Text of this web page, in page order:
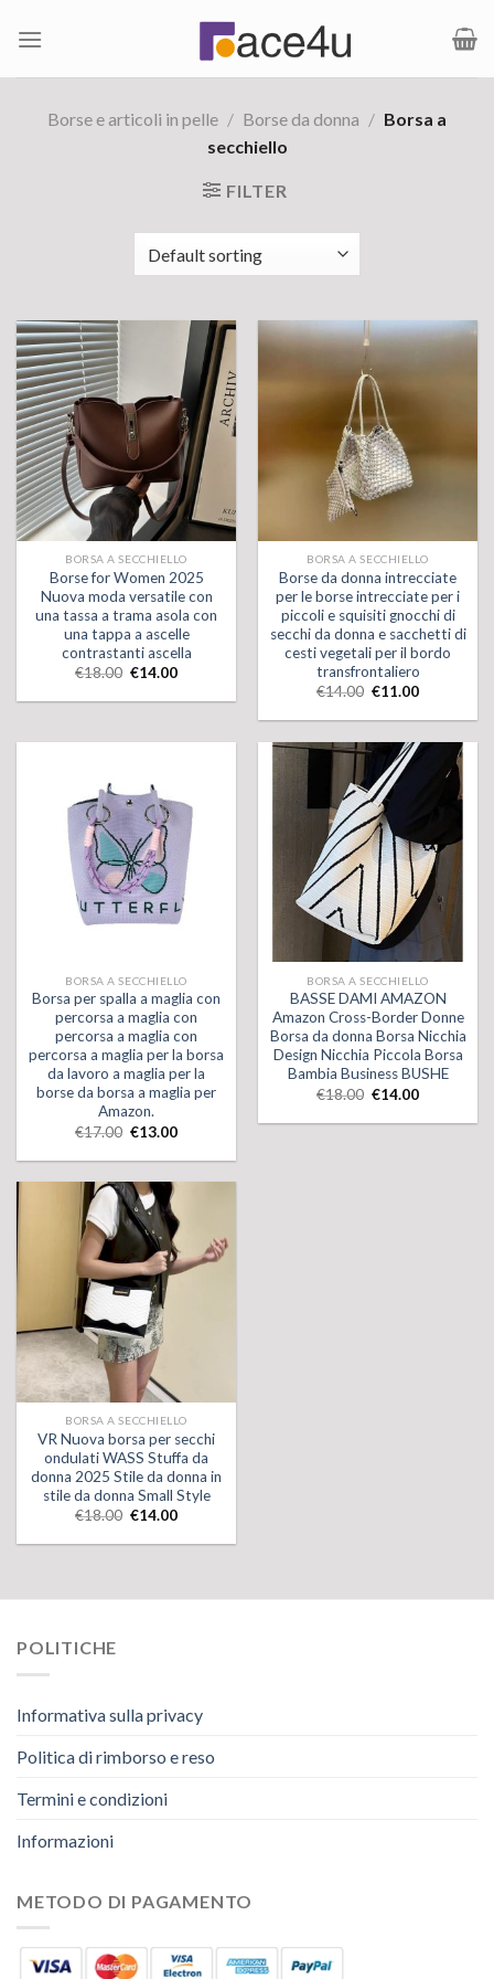
Borse e articoli in pelle / Borse da donna / Borsa a
secchiello
FILTER
BORSA A SECCHIELLO
Borse for Women 2025
Nuova moda versatile con
una tassa a trama asola con
una tappa a ascelle
contrastanti ascella
€18.00 €14.00
BORSA A SECCHIELLO
Borse da donna intrecciate
per le borse intrecciate per i
piccoli e squisiti gnocchi di
secchi da donna e sacchetti di
cesti vegetali per il bordo
transfrontaliero
€14.00 €11.00
BORSA A SECCHIELLO
Borsa per spalla a maglia con
percorsa a maglia con
percorsa a maglia con
percorsa a maglia per la borsa
da lavoro a maglia per la
borse da borsa a maglia per
Amazon.
€17.00 €13.00
BORSA A SECCHIELLO
BASSE DAMI AMAZON
Amazon Cross-Border Donne
Borsa da donna Borsa Nicchia
Design Nicchia Piccola Borsa
Bambia Business BUSHE
€18.00 €14.00
BORSA A SECCHIELLO
VR Nuova borsa per secchi
ondulati WASS Stuffa da
donna 2025 Stile da donna in
stile da donna Small Style
€18.00 €14.00
POLITICHE
Informativa sulla privacy
Politica di rimborso e reso
Termini e condizioni
Informazioni
METODO DI PAGAMENTO